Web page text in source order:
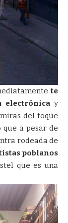
te
electrónica y
del toque
que a pesar de
rodeada de
poblanos
que es una